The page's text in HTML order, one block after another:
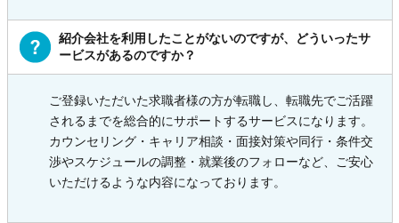
紹介会社を利用したことがないのですが、どういったサ
ービスがあるのですか？
ご登録いただいた求職者様の方が転職し、転職先でご活躍
されるまでを総合的にサポートするサービスになります。
カウンセリング・キャリア相談・面接対策や同行・条件交
渉やスケジュールの調整・就業後のフォローなど、ご安心
いただけるような内容になっております。